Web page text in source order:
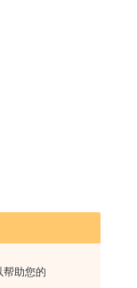
帮助您的